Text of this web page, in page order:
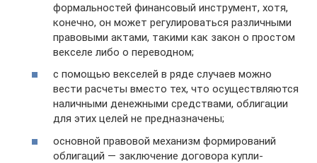
формальностей финансовый инструмент, хотя,
конечно, он может регулироваться различными
правовыми актами, такими как закон о простом
векселе либо о переводном;
с помощью векселей в ряде случаев можно
вести расчеты вместо тех, что осуществляются
наличными денежными средствами, облигации
для этих целей не предназначены;
основной правовой механизм формирований
облигаций — заключение договора купли-